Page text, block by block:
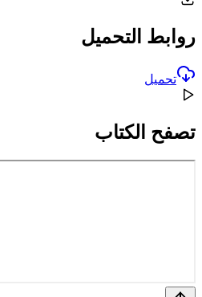
روابط التحميل
تحميل
تصفح الكتاب